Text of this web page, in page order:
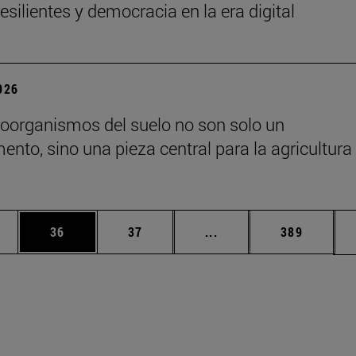
y democracia en la era digital
del suelo no son solo un
sino una pieza central para la agricultura
Use TAB para desplazarse.
Página
36 Página
37 ... Páginas intermedias
Página
389